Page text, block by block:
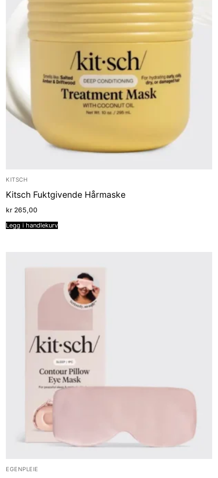
KITSCH
Kitsch Fuktgivende Hårmaske
kr 265,00
Legg i handlekurv
EGENPLEIE